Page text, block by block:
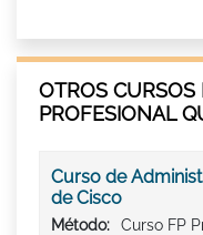
OTROS
PROFESIONAL
Curso de
de Cisco
Método:
Curso FP